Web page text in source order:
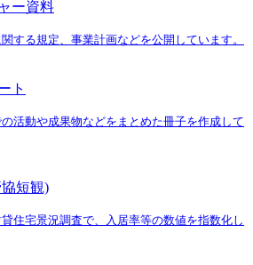
ー資料
する規定、事業計画などを公開しています。
ト
活動や成果物などをまとめた冊子を作成して
短観)
住宅景況調査で、入居率等の数値を指数化し